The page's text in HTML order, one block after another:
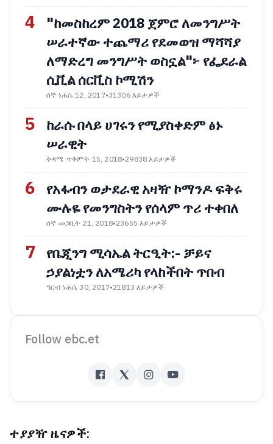
4
"ከመስከረም 2018 ጀምሮ ለመንግሥት
ሠራተኛው ተጨማሪ የደመወዝ ማሻሻያ
ለማድረግ መንግሥት ወስኗል"፦ የፌደራል
ሲቪል ሰርቪስ ኮሚሽን
ሰኞ ነሐሴ 12, 2017•31306 እይታዎች
5
ከራሱ በላይ ሀገሩን የሚያስቀድም ፅኑ
ሠራዊት
ቅዳሜ ጥቅምት 15, 2018•29838 እይታዎች
6
የአፋብን ወታደራዊ አዛዥ ኮማንዶ ፍቅሩ
ሙሉዬ የመንግስትን የሰላም ጥሪ ተቀበለ
ሰኞ መጋቢት 21, 2018•23655 እይታዎች
7
የቤጂንግ ሚሳኤል ትርዒት:- ቻይና
ኃያልነቷን ለአሜሪካ የላከችበት ጥበብ
ዓርብ ነሐሴ 30, 2017•21813 እይታዎች
Follow ebc.et
ተያያዥ ዜናዎች: